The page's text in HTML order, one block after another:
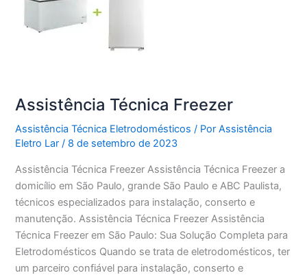
Assistência Técnica Freezer
Assistência Técnica Eletrodomésticos / PorAssistência
Eletro Lar/ 8 de setembro de 2023
Assistência Técnica Freezer Assistência Técnica Freezer a
domicílio em São Paulo, grande São Paulo e ABC Paulista,
técnicos especializados para instalação, conserto e
manutenção. Assistência Técnica Freezer Assistência
Técnica Freezer em São Paulo: Sua Solução Completa para
Eletrodomésticos Quando se trata de eletrodomésticos, ter
um parceiro confiável para instalação, conserto e